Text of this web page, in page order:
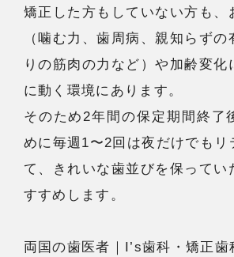
矯正した方もしていない方も、
（噛む力、歯周病、親知らずの
りの筋肉の力など）や加齢変化
に動く環境にあります。
そのため2年間の保定期間終了
めに毎週1〜2回は夜だけでもリ
て、きれいな歯並びを保ってい
すすめします。
両国の歯医者 ｜I’s歯科・矯正歯